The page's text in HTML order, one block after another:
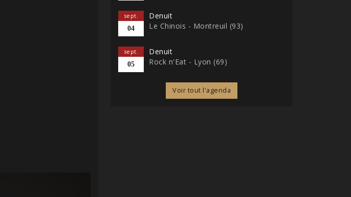
sept.
04
Denuit
Le Chinois - Montreuil (93)
sept.
05
Denuit
Rock n'Eat - Lyon (69)
Voir tout l'agenda